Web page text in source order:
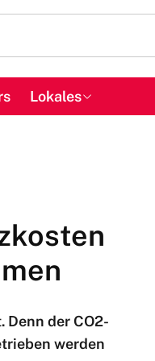
Lokales
Denn der CO2-
werden